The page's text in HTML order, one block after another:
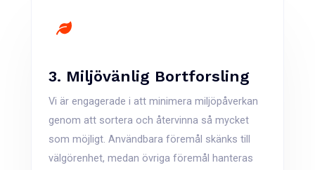
3. Miljövänlig Bortforsling
Vi är engagerade i att minimera miljöpåverkan
genom att sortera och återvinna så mycket
som möjligt. Användbara föremål skänks till
välgörenhet, medan övriga föremål hanteras